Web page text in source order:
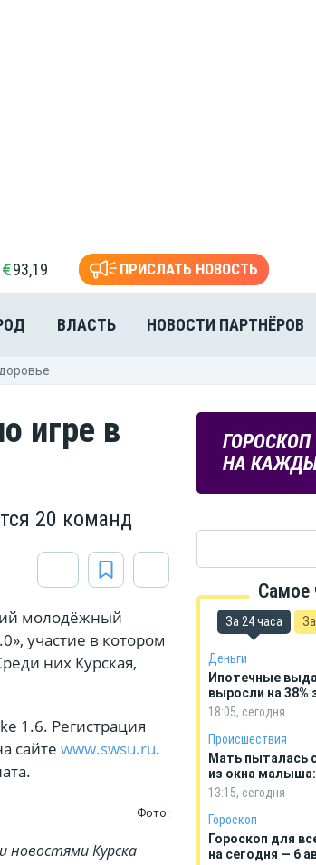
93,19 ПРИСЛАТЬ НОВОСТЬ
ВЛАСТЬ НОВОСТИ ПАРТНЁРОВ
игре в
20 команд
молодёжный
участие в котором
них Курская,
1.6. Регистрация
сайте www.swsu.ru.
Фото:
новостями Курска
ПОГОДА
В КУРСКЕ
ГОРОСКОП
НА
Самое
За 24 часа
Деньги
Ипотечные
выросли на 38%
18:05, сегодня
Происшествия
Мать пыталась
из окна малыша:
13:15, сегодня
Гороскоп
Гороскоп для
на сегодня — 6